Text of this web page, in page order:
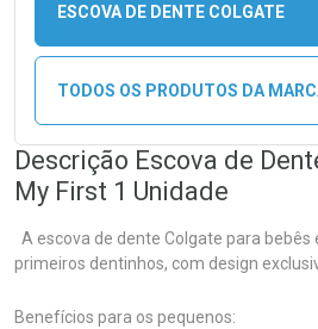
ESCOVA DE DENTE COLGATE
TODOS OS PRODUTOS DA
Descrição Escova de
My First 1 Unidade
A escova de dente Colgate para bebês
primeiros dentinhos, com design
Benefícios para os pequenos: